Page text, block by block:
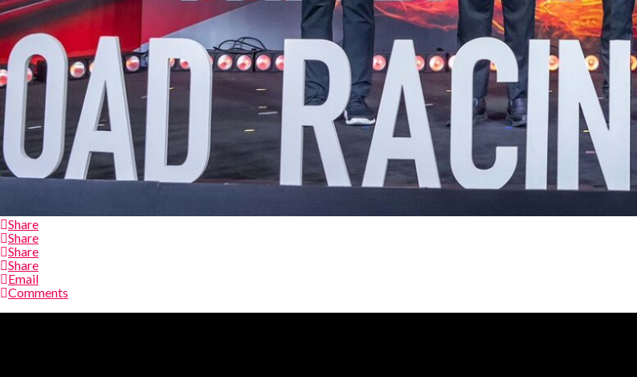
Share
Share
Share
Share
Email
Comments